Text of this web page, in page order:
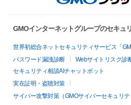
GMOインターネットグループのセキュ
世界初総合ネットセキュリティサービス「
パスワード漏洩診断
Webサイトリスク診
セキュリティ相談AIチャットボット
実在証明・盗聴対策
サイバー攻撃対策（GMOサイバーセキュリテ